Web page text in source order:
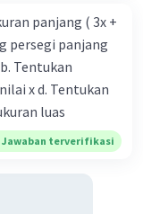
panjang ( 3x +
persegi panjang
Tentukan
x d. Tentukan
luas
Jawaban terverifikasi